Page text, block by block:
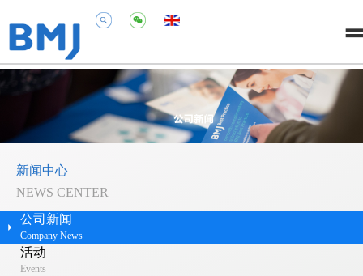
新闻中心
NEWS CENTER
公司新闻
Company News
活动
Events